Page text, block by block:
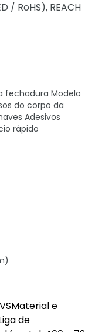
/ RoHS), REACH
fechadura Modelo
do corpo da
Adesivos
rápido
e
de